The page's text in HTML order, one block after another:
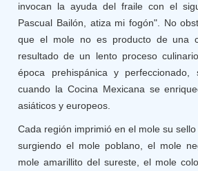
invocan la ayuda del fraile con el
Pascual Bailón, atiza mi fogón". No
que el mole no es producto de una
resultado de un lento proceso
época prehispánica y perfeccionado,
cuando la Cocina Mexicana se
asiáticos y europeos.
Cada región imprimió en el mole su
surgiendo el mole poblano, el mole
mole amarillito del sureste, el mole